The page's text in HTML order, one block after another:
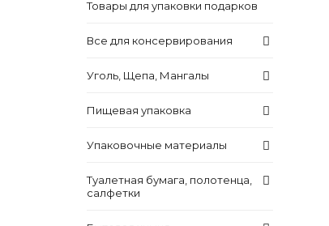
Товары для упаковки подарков
Все для консервирования
Уголь, Щепа, Мангалы
Пищевая упаковка
Упаковочные материалы
Туалетная бумага, полотенца,
салфетки